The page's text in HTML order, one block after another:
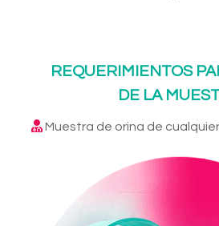
REQUERIMIENTOS
DE LA
Muestra de orina de